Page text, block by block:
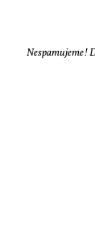
Ne­spa­mu­je­me!